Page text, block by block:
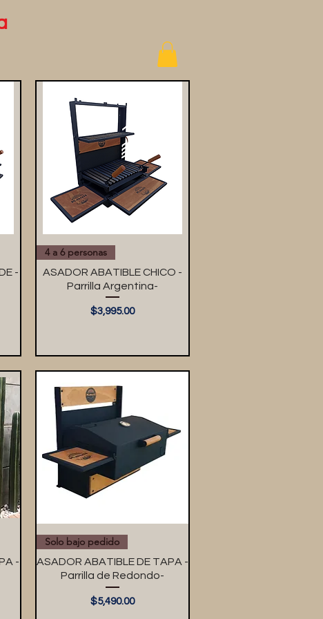
-
4 a 6 personas
ASADOR ABATIBLE CHICO -
Parrilla Argentina-
Precio
$3,995.00
-
Solo bajo pedido
ASADOR ABATIBLE DE TAPA -
Parrilla de Redondo-
Precio
$5,490.00